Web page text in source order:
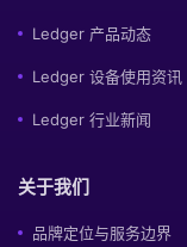
Ledger 产品动态
Ledger 设备使用资讯
Ledger 行业新闻
关于我们
品牌定位与服务边界